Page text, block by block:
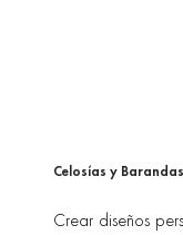
Crear diseños
Celosías y Barandas